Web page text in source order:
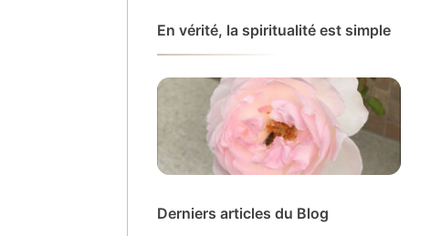
En vérité, la spiritualité est simple
Derniers articles du Blog